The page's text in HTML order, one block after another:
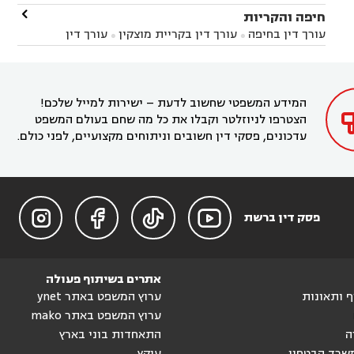
עורך דין בחדרה עורך דין בכפר סבא
עורך דין בהוד
השרון
עורך דין באבן יהודה
עורך דין בחריש  עורך דין בקיסריה  עורך דין בקדימה
חיפה והקריות
עורך דין בחיפה  עורך דין בקריית מוצקין 
עורך דין
בקרית מוצקין
עורך דין בקריית אתא
עורך דין

המידע המשפטי שחשוב לדעת – ישירות למייל שלכם!
הצטרפו לניוזלטר וקבלו את כל מה שחם בעולם המשפט
עדכונים, פסקי דין חשובים וניתוחים מקצועיים, לפני כולם.
פסק דין ברשת 



ותאונות
אתרים בשיתוף פעולה
ערוץ המשפט באתר ynet
ערוץ המשפט באתר mako
התאחדות בוני בארץ